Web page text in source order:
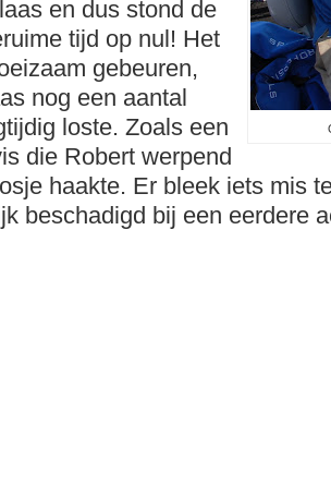
en dus stond de
tijd op nul! Het
gebeuren,
nog een aantal
loste. Zoals een
die Robert werpend
haakte. Er bleek iets mis
beschadigd bij een eerdere